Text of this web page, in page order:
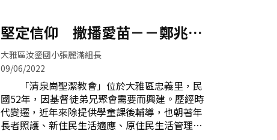
農教育，玩出生活力。四健會吳螢亮老師入校教
導學生如何栽種木耳 此外，每一學期初，
的日常，幕後最大推手，正是今日文章的主角－
－陳麗容榮譽隊長。 麗容隊長投身志工行列
已達25年，期間榮獲內政部志願服務銅質獎、銀
質獎，及臺中市志願服務二等獎、三等獎。而這
一切緣起於民國86年中華國小晨光時間的「故事
媽媽」，麗容隊長說：「當初就是簡單的起心動
念，想要陪著孩子一起成長，成為孩子的榜樣。
而且除了自家孩子好之外，希望其他的孩子也能
好，所以開啟了進校園講故事的旅程。」當時服
堅定信仰 撒播愛苗－－鄭兆文
牧師
大雅區汝鎏國小張麗滿組長
09/06/2022
「清泉崗聖潔教會」位於大雅區忠義里，民
國52年，因基督徒弟兄聚會需要而興建。歷經時
代變遷，近年來除提供學童課後輔導，也朝著年
長者照護、新住民生活適應、原住民生活管理協